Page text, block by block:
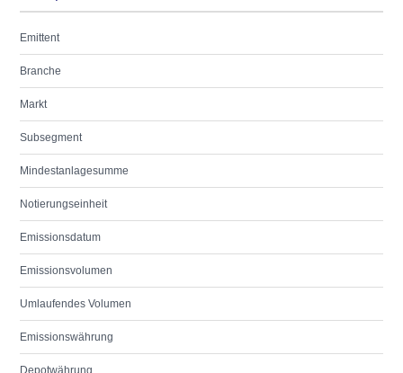
Emittent
Branche
Markt
Subsegment
Mindestanlagesumme
Notierungseinheit
Emissionsdatum
Emissionsvolumen
Umlaufendes Volumen
Emissionswährung
Depotwährung